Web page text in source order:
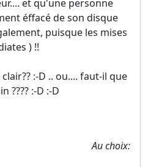
et qu'une personne
éffacé de son disque
puisque les mises
) !!
:-D .. ou.... faut-il que
???? :-D :-D
Au choix: